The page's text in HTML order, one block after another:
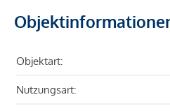
Objektart:
Nutzungsart: